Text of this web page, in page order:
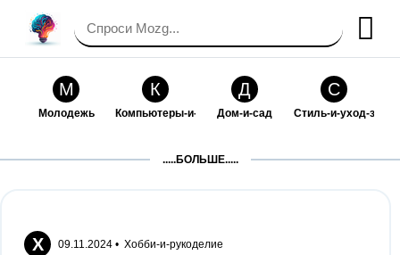
М
Молодежь
К
Компьютеры-и-электроника
Д
Дом-и-сад
С
Стиль-и-уход-за-
Философия-и-религия
.....БОЛЬШЕ.....
Х 09.11.2024 • Хобби-и-рукоделие